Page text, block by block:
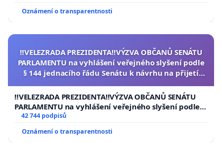
Oznámení o transparentnosti
‼️VELEZRADA PREZIDENTA‼️VÝZVA OBČANŮ SENÁTU
PARLAMENTU na vyhlášení veřejného slyšení podle
§ 144 jednacího řádu Senátu k návrhu na přijetí
republiky
‼️VELEZRADA PREZIDENTA‼️VÝZVA OBČANŮ SENÁTU
PARLAMENTU na vyhlášení veřejného slyšení podle §
144 jednacího řádu Senátu k návrhu na přijetí
republiky
42 744 podpisů
Oznámení o transparentnosti